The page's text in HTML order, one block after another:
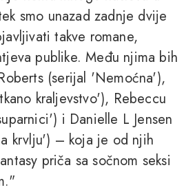
smo unazad zadnje dvije
takve romane,
publike. Među njima bih
(serijal 'Nemoćna'),
kraljevstvo'), Rebeccu
i Danielle L Jensen
krvlju') – koja je od njih
priča sa sočnom seksi